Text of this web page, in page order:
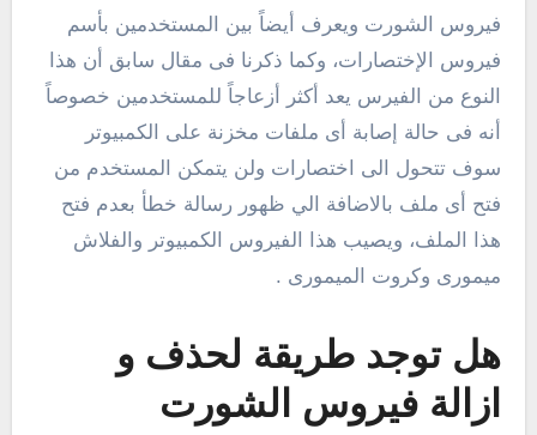
فيروس الشورت ويعرف أيضاً بين المستخدمين بأسم
فيروس الإختصارات، وكما ذكرنا فى مقال سابق أن هذا
النوع من الفيرس يعد أكثر أزعاجاً للمستخدمين خصوصاً
أنه فى حالة إصابة أى ملفات مخزنة على الكمبيوتر
سوف تتحول الى اختصارات ولن يتمكن المستخدم من
فتح أى ملف بالاضافة الي ظهور رسالة خطأ بعدم فتح
هذا الملف، ويصيب هذا الفيروس الكمبيوتر والفلاش
ميمورى وكروت الميمورى .
هل توجد طريقة لحذف و
ازالة فيروس الشورت